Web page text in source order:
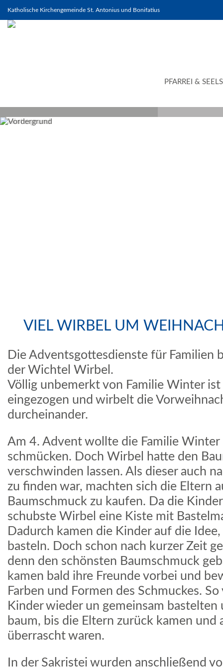
Katholische Kirchengemeinde St. Antonius und Bonifatius
PFARREI &
VIEL WIRBEL UM
Die Adventsgottesdienste für Familien
der Wichtel Wirbel.
Völlig unbemerkt von Familie Winter
eingezogen und wirbelt die
durcheinander.
Am 4. Advent wollte die Familie Winter
schmücken. Doch Wirbel hatte den
verschwinden lassen. Als dieser auch
zu finden war, machten sich die Eltern
Baumschmuck zu kaufen. Da die
schubste Wirbel eine Kiste mit
Dadurch kamen die Kinder auf die
basteln. Doch schon nach kurzer Zeit
denn den schönsten Baumschmuck
kamen bald ihre Freunde vorbei und
Farben und Formen des Schmuckes.
Kinder wieder un gemeinsam
baum, bis die Eltern zurück kamen und
überrascht waren.
In der Sakristei wurden anschließend